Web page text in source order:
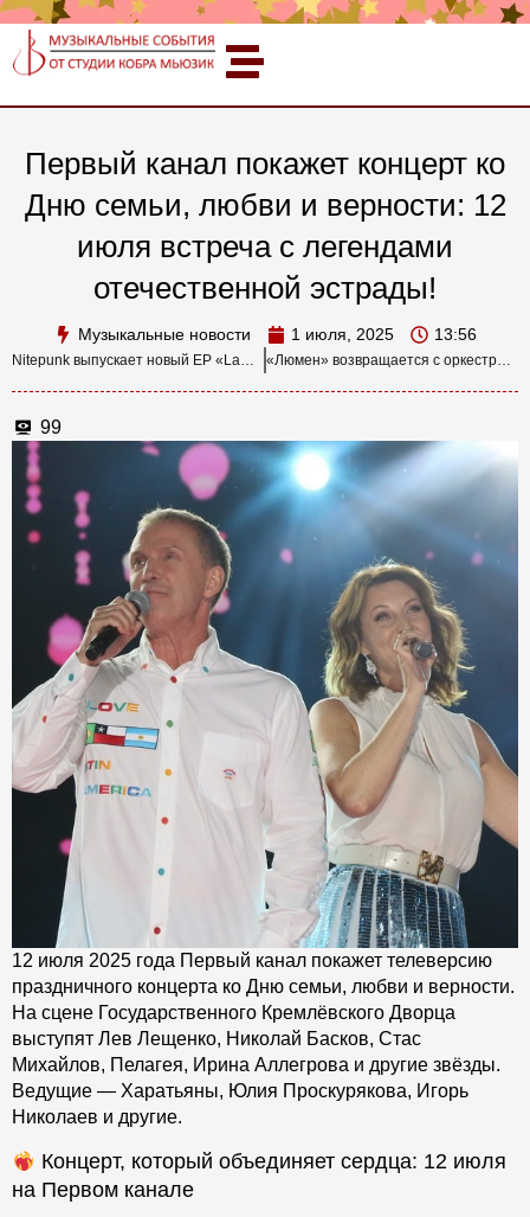
Первый канал покажет концерт ко
Дню семьи, любви и верности: 12
июля встреча с легендами
отечественной эстрады!
Музыкальные новости 1 июля, 2025 13:56
Nitepunk выпускает новый EP «Lawless» — огненный набор рэйв-боевиков от одного из самых горячих продюсеров 2025 «Люмен» возвращается с оркестром: 1 ноября концерт в КЗ «Москва» с новой симфонической программой
99
12 июля 2025 года Первый канал покажет телеверсию
праздничного концерта ко Дню семьи, любви и верности.
На сцене Государственного Кремлёвского Дворца
выступят Лев Лещенко, Николай Басков, Стас
Михайлов, Пелагея, Ирина Аллегрова и другие звёзды.
Ведущие — Харатьяны, Юлия Проскурякова, Игорь
Николаев и другие.
Концерт, который объединяет сердца: 12 июля
на Первом канале